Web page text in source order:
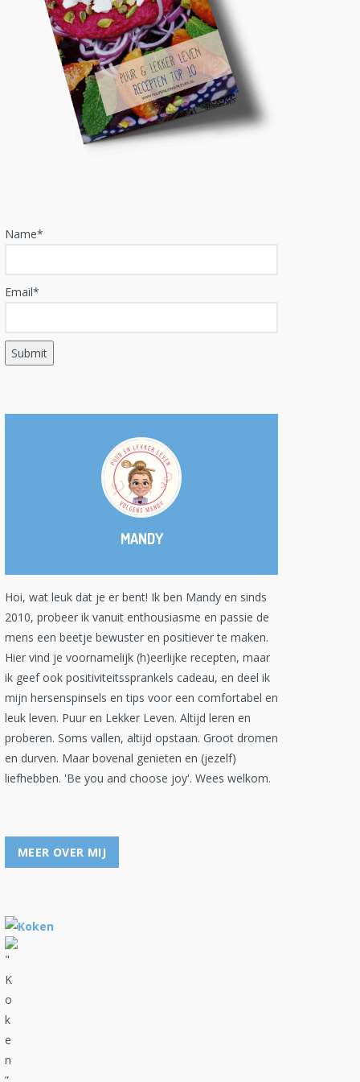
Name*
Email*
MANDY
Hoi, wat leuk dat je er bent! Ik ben Mandy en sinds
2010, probeer ik vanuit enthousiasme en passie de
mens een beetje bewuster en positiever te maken.
Hier vind je voornamelijk (h)eerlijke recepten, maar
ik geef ook positiviteitssprankels cadeau, en deel ik
mijn hersenspinsels en tips voor een comfortabel en
leuk leven. Puur en Lekker Leven. Altijd leren en
proberen. Soms vallen, altijd opstaan. Groot dromen
en durven. Maar bovenal genieten en (jezelf)
liefhebben. 'Be you and choose joy'. Wees welkom.
MEER OVER MIJ